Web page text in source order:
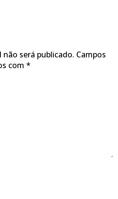
será publicado. Campos
com *